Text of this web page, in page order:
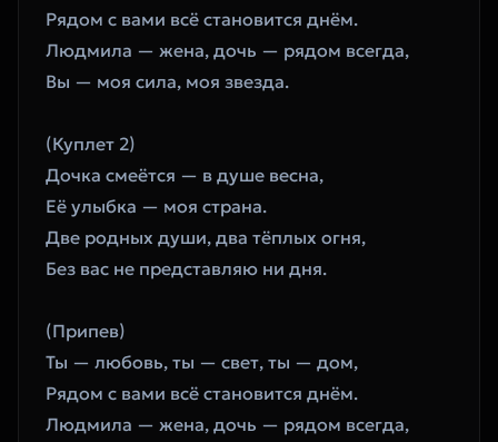
Рядом с вами всё становится днём.
Людмила — жена, дочь — рядом всегда,
Вы — моя сила, моя звезда.
(Куплет 2)
Дочка смеётся — в душе весна,
Её улыбка — моя страна.
Две родных души, два тёплых огня,
Без вас не представляю ни дня.
(Припев)
Ты — любовь, ты — свет, ты — дом,
Рядом с вами всё становится днём.
Людмила — жена, дочь — рядом всегда,